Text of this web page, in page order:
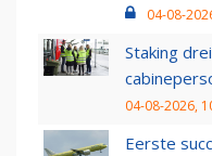
04-08-
Staking
04-08-2026,
Eerste